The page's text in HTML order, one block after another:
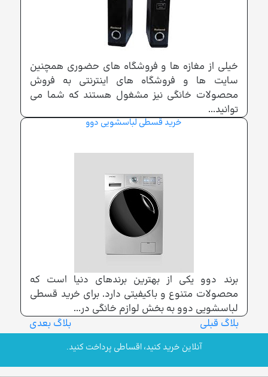
خیلی از مغازه ها و فروشگاه های حضوری همچنین
سایت ها و فروشگاه های اینترنتی به فروش
محصولات خانگی نیز مشغول هستند که شما می
توانید...
خرید قسطی لباسشویی دوو
برند دوو یکی از بهترین برندهای دنیا است که
محصولات متنوع و باکیفیتی دارد. برای خرید قسطی
لباسشویی دوو به بخش لوازم خانگی در...
بلاگ بعدی
بلاگ قبلی
آنلاین خرید کنید، اقساطی پرداخت کنید.